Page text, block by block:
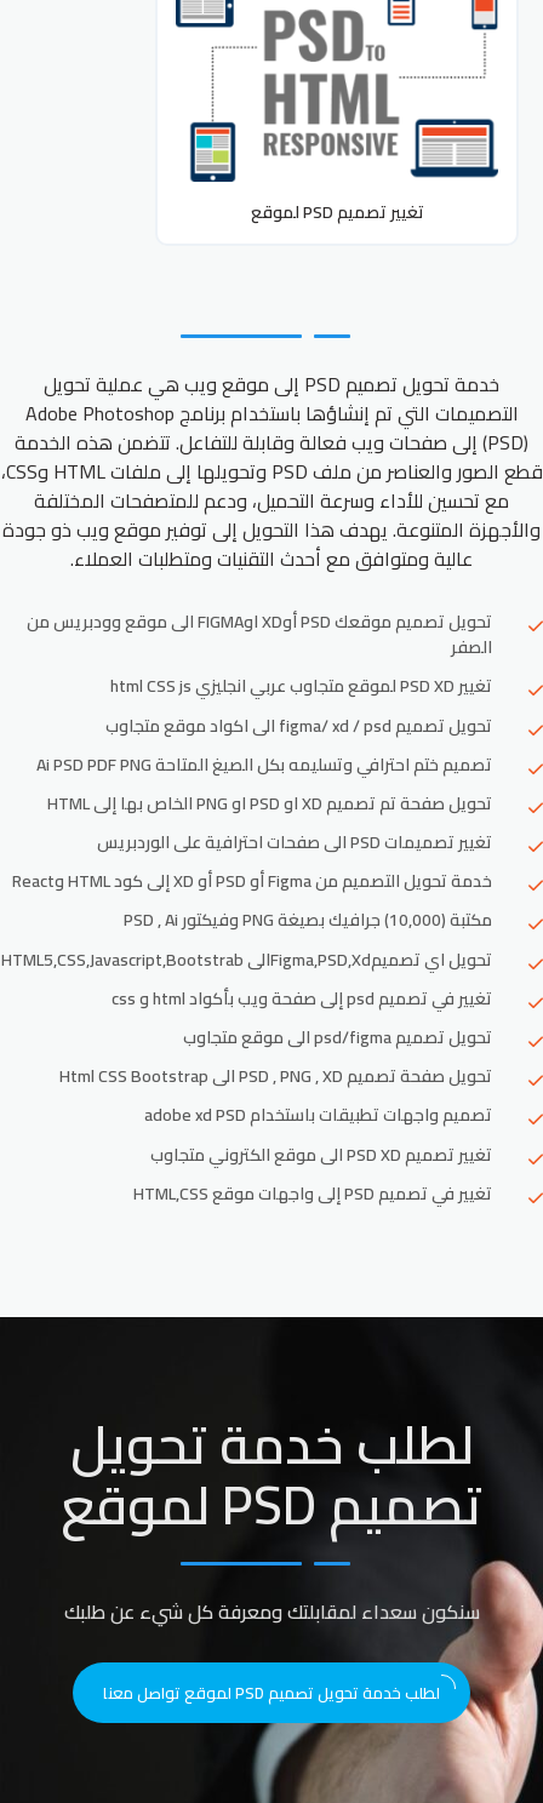
تغيير تصميم PSD لموقع
خدمة تحويل تصميم PSD إلى موقع ويب هي عملية تحويل
التصميمات التي تم إنشاؤها باستخدام برنامج Adobe Photoshop
(PSD) إلى صفحات ويب فعالة وقابلة للتفاعل. تتضمن هذه الخدمة
قطع الصور والعناصر من ملف PSD وتحويلها إلى ملفات HTML وCSS،
مع تحسين للأداء وسرعة التحميل، ودعم للمتصفحات المختلفة
والأجهزة المتنوعة. يهدف هذا التحويل إلى توفير موقع ويب ذو جودة
عالية ومتوافق مع أحدث التقنيات ومتطلبات العملاء.
تحويل تصميم موقعك PSD أوXD اوFIGMA الى موقع وودبريس من
الصفر
تغيير PSD XD لموقع متجاوب عربي انجليزي html CSS js
تحويل تصميم figma/ xd / psd الى اكواد موقع متجاوب
تصميم ختم احترافي وتسليمه بكل الصيغ المتاحة Ai PSD PDF PNG
تحويل صفحة تم تصميم XD او PSD او PNG الخاص بها إلى HTML
تغيير تصميمات PSD الى صفحات احترافية على الوردبريس
خدمة تحويل التصميم من Figma أو PSD أو XD إلى كود HTML وReact
مكتبة (10,000) جرافيك بصيغة PNG وفيكتور PSD , Ai
تحويل اي تصميمFigma,PSD,Xdالى HTML5,CSS,Javascript,Bootstrab
تغيير في تصميم psd إلى صفحة ويب بأكواد html و css
تحويل تصميم psd/figma الى موقع متجاوب
تحويل صفحة تصميم PSD , PNG , XD الى Html CSS Bootstrap
تصميم واجهات تطبيقات باستخدام adobe xd PSD
تغيير تصميم PSD XD الى موقع الكتروني متجاوب
تغيير في تصميم PSD إلى واجهات موقع HTML,CSS
لطلب خدمة تحويل
تصميم PSD لموقع
سنكون سعداء لمقابلتك ومعرفة كل شيء عن طلبك
لطلب خدمة تحويل تصميم PSD لموقع تواصل معنا